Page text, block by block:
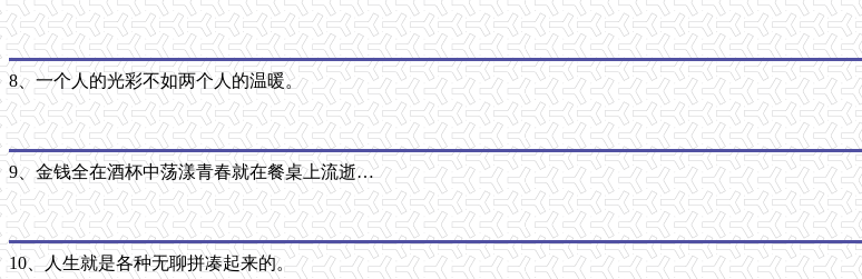
8、一个人的光彩不如两个人的温暖。
9、金钱全在酒杯中荡漾青春就在餐桌上流逝…
10、人生就是各种无聊拼凑起来的。